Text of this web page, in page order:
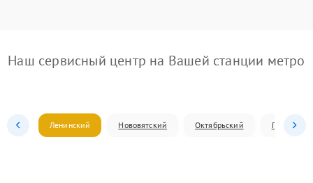
Наш сервисный центр на Вашей станции метро
Ленинский Нововятский Октябрьский